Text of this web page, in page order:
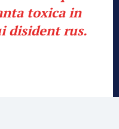
toxica in
disident rus.